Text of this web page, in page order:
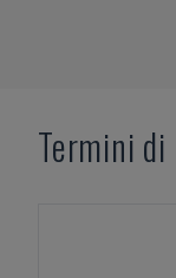
Termini